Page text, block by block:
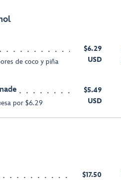
de coco y piña
$6.29
USD
por $6.29
$5.49
USD
$17.50